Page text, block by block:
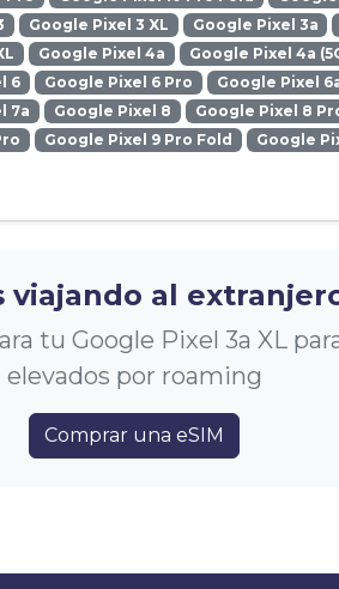
Google Pixel 3 XL Google Pixel 3a
Google Pixel 4a Google Pixel 4a
6 Google Pixel 6 Pro Google Pixel
7a Google Pixel 8 Google Pixel 8
Google Pixel 9 Pro Fold
Google
viajando al
tu Google Pixel 3a XL
elevados por roaming
Comprar una eSIM